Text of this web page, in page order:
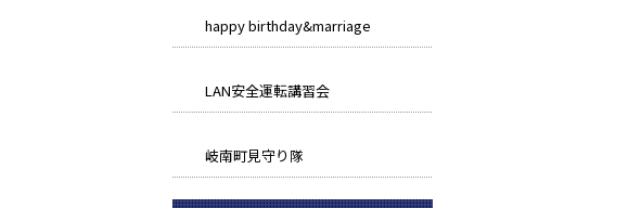
happy birthday&marriage
LAN安全運転講習会
岐南町見守り隊